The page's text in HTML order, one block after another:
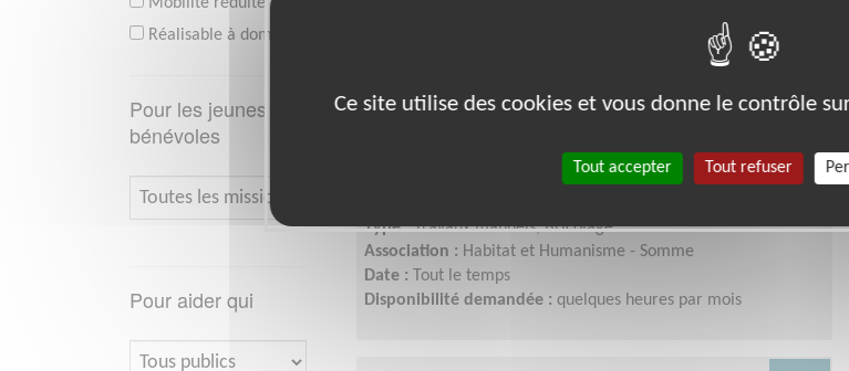
Réalisable à domicile
Pour les jeunes
bénévoles
Pour aider qui
Accompagnant(e) Bricoleur pour aider des
Type :Travaux manuels, Bricolage
Association : Habitat et Humanisme - Somme
Date :
Tout le temps
Disponibilité demandée : quelques heures par mois
Ce site utilise des cookies et vous donne le contrôle
Tout accepter Tout refuser